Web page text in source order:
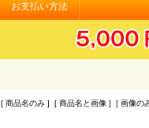
お支払い方法
[ 商品名のみ ] [ 商品名と画像 ] [ 画像の